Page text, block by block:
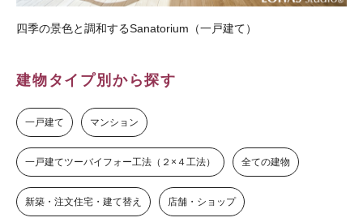
四季の景色と調和するSanatorium（一戸建て）
建物タイプ別から探す
一戸建て マンション
一戸建てツーバイフォー工法（２×４工法） 全ての建物
新築・注文住宅・建て替え 店舗・ショップ